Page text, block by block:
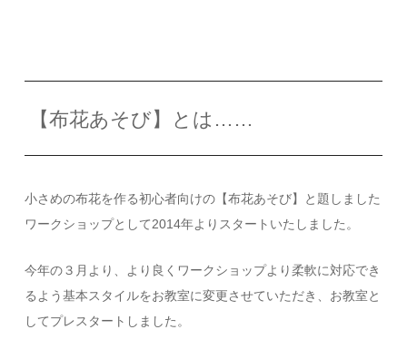
【布花あそび】とは……
小さめの布花を作る初心者向けの【布花あそび】と題しました
ワークショップとして2014年よりスタートいたしました。
今年の３月より、より良くワークショップより柔軟に対応でき
るよう基本スタイルをお教室に変更させていただき、お教室と
してプレスタートしました。